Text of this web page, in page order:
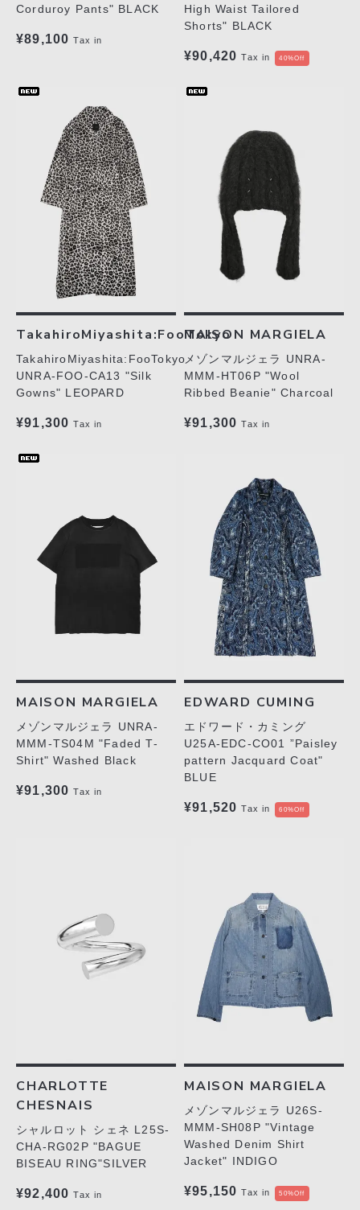
Corduroy Pants" BLACK
¥89,100 Tax in
High Waist Tailored
Shorts" BLACK
¥90,420 Tax in 40%Off
TakahiroMiyashita:FooTokyo
TakahiroMiyashita:FooTokyo
UNRA-FOO-CA13 "Silk
Gowns" LEOPARD
¥91,300 Tax in
MAISON MARGIELA
メゾンマルジェラ UNRA-
MMM-HT06P "Wool
Ribbed Beanie" Charcoal
¥91,300 Tax in
MAISON MARGIELA
メゾンマルジェラ UNRA-
MMM-TS04M "Faded T-
Shirt" Washed Black
¥91,300 Tax in
EDWARD CUMING
エドワード・カミング
U25A-EDC-CO01 ”Paisley
pattern Jacquard Coat"
BLUE
¥91,520 Tax in 60%Off
CHARLOTTE
CHESNAIS
シャルロット シェネ L25S-
CHA-RG02P "BAGUE
BISEAU RING"SILVER
¥92,400 Tax in
MAISON MARGIELA
メゾンマルジェラ U26S-
MMM-SH08P "Vintage
Washed Denim Shirt
Jacket" INDIGO
¥95,150 Tax in 50%Off